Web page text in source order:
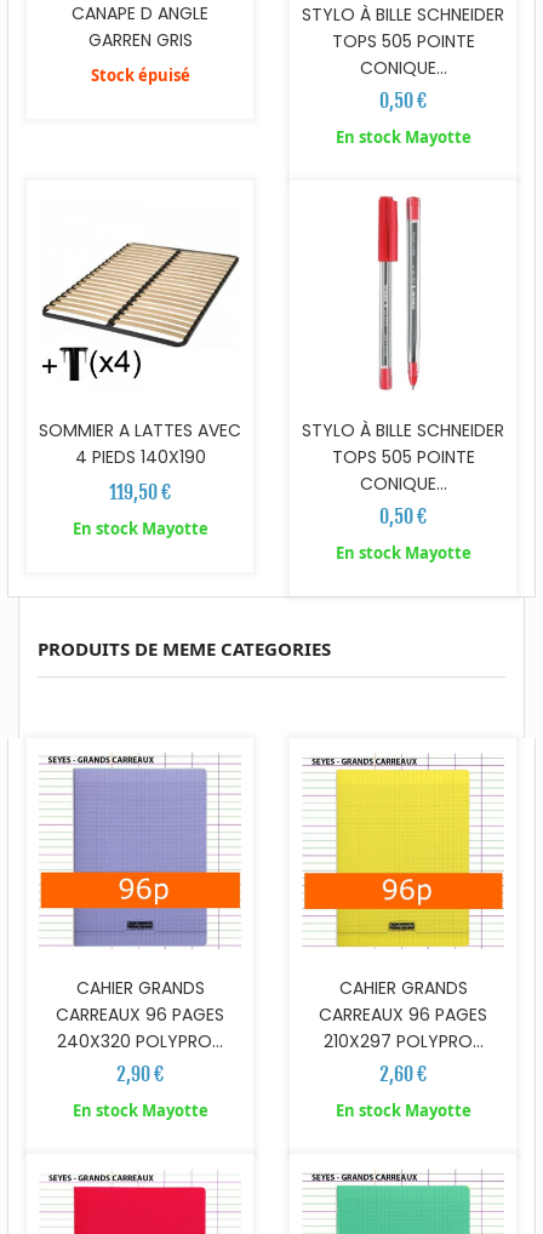
CANAPE D ANGLE
GARREN GRIS
Stock épuisé
STYLO À BILLE SCHNEIDER
TOPS 505 POINTE
CONIQUE...
0,50 €
En stock Mayotte
SOMMIER A LATTES AVEC
4 PIEDS 140X190
119,50 €
En stock Mayotte
STYLO À BILLE SCHNEIDER
TOPS 505 POINTE
CONIQUE...
0,50 €
En stock Mayotte
PRODUITS DE MEME CATEGORIES
CAHIER GRANDS
CARREAUX 96 PAGES
240X320 POLYPRO...
2,90 €
En stock Mayotte
CAHIER GRANDS
CARREAUX 96 PAGES
210X297 POLYPRO...
2,60 €
En stock Mayotte